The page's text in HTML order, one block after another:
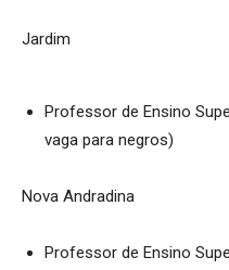
Jardim
Professor de Ensino
vaga para negros)
Nova Andradina
Professor de Ensino